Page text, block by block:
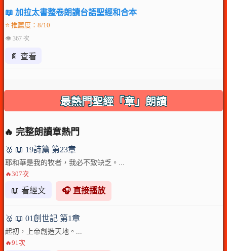
📖 加拉太書整卷朗讀台語聖經和合本
⭐ 推薦度：8/10
👁 367 次
📄 查看
最熱門聖經「章」朗讀
🔥 完整朗讀章熱門
🥇 📖 19詩篇 第23章
耶和華是我的牧者，我必不致缺乏。...
🔥307次
📖 看經文 🎧 直接播放
🥈 📖 01創世記 第1章
起初，上帝創造天地。...
🔥91次